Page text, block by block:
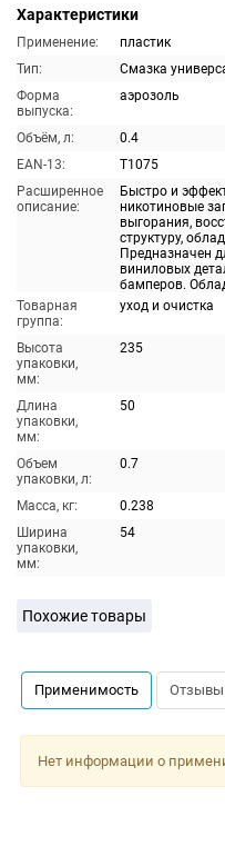
Характеристики
Применение:
пластик
Тип:
Смазка
Форма
выпуска:
аэрозоль
Объём, л:
0.4
EAN-13:
T1075
Расширенное
описание:
Быстро и
никотиновые
выгорания,
структуру,
Предназначен
виниловых
бамперов.
Товарная
группа:
уход и очистка
Высота
упаковки,
мм:
235
Длина
упаковки,
мм:
50
Объем
упаковки, л:
0.7
Масса, кг:
0.238
Ширина
упаковки,
мм:
54
Похожие товары
Применимость Отзывы
Нет информации о